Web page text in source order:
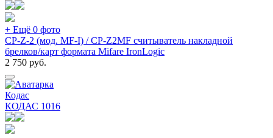
+ Ещё 0 фото
СP-Z-2 (мод. MF-I) / CP-Z2MF считыватель накладной
брелков/карт формата Mifare IronLogic
2 750 руб.
Кодас
КОДАС 1016